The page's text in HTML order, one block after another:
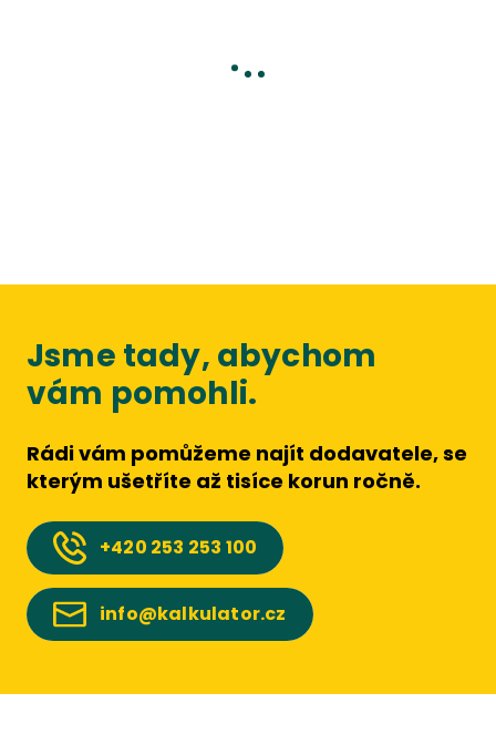
Jsme tady, abychom
vám pomohli.
Rádi vám pomůžeme najít dodavatele, se
kterým ušetříte až tisíce korun ročně.
+420 253 253 100
info@kalkulator.cz